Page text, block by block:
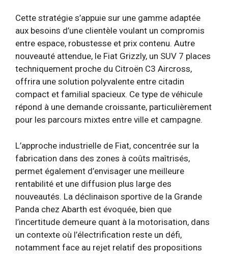
Cette stratégie s’appuie sur une gamme adaptée
aux besoins d’une clientèle voulant un compromis
entre espace, robustesse et prix contenu. Autre
nouveauté attendue, le Fiat Grizzly, un SUV 7 places
techniquement proche du Citroën C3 Aircross,
offrira une solution polyvalente entre citadin
compact et familial spacieux. Ce type de véhicule
répond à une demande croissante, particulièrement
pour les parcours mixtes entre ville et campagne.
L’approche industrielle de Fiat, concentrée sur la
fabrication dans des zones à coûts maîtrisés,
permet également d’envisager une meilleure
rentabilité et une diffusion plus large des
nouveautés. La déclinaison sportive de la Grande
Panda chez Abarth est évoquée, bien que
l’incertitude demeure quant à la motorisation, dans
un contexte où l’électrification reste un défi,
notamment face au rejet relatif des propositions